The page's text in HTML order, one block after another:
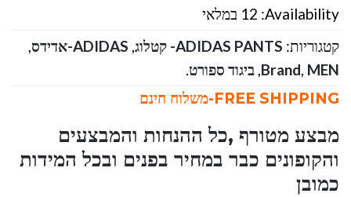
Availability: 12 במלאי
קטגוריות: ADIDAS PANTS- קטלוג , ADIDAS-אדידס
,
Brand, MEN
,ביגוד ספורט.
FREE SHIPPING-משלוח חינם
מבצע מטורף ,כל ההנחות והמבצעים
והקופונים כבר במחיר בפנים ובכל המידות
כמובן